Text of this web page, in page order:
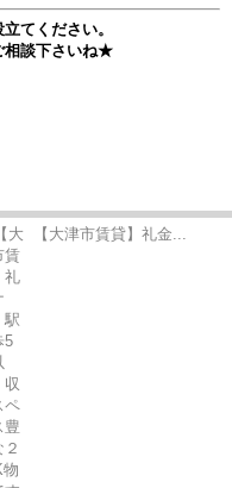
てください。
相談下さいね★
【大津市賃貸】礼金...